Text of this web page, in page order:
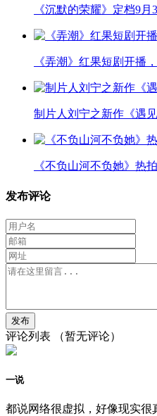
《沉默的荣耀》定档9
《弄潮》红果短剧开播
制片人刘宁之新作《遇
《不负山河不负她》热
发布评论
评论列表 （暂无评论）
一说
都说网络很虚拟，好像现实很